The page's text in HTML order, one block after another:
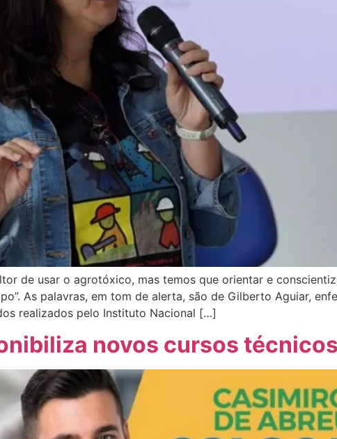
de usar o agrotóxico, mas temos que orientar e
As palavras, em tom de alerta, são de Gilberto Aguiar,
realizados pelo Instituto Nacional […]
novos cursos